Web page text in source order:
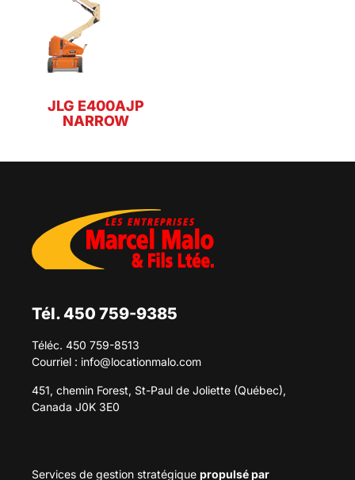
JLG E400AJP
NARROW
Tél. 450 759-9385
Téléc. 450 759-8513
Courriel : info@locationmalo.com
451, chemin Forest, St-Paul de Joliette (Québec),
Canada J0K 3E0
Services de gestion stratégique propulsé par